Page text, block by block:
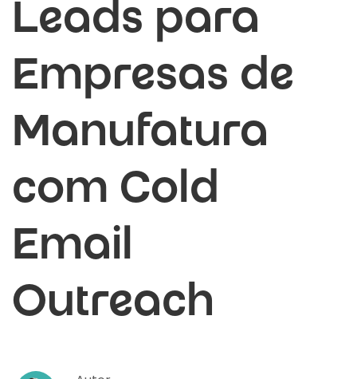
Leads para
Empresas de
Manufatura
com Cold
Email
Outreach